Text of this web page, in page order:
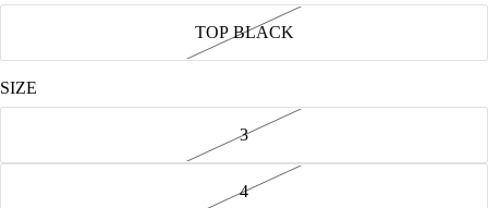
TOP BLACK
SIZE
3
4